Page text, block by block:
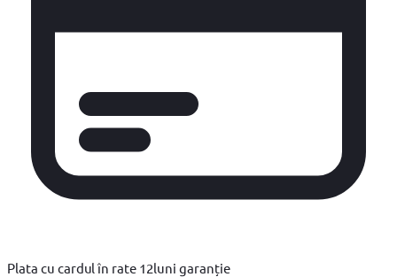
Plata cu cardul în rate 12luni garanție